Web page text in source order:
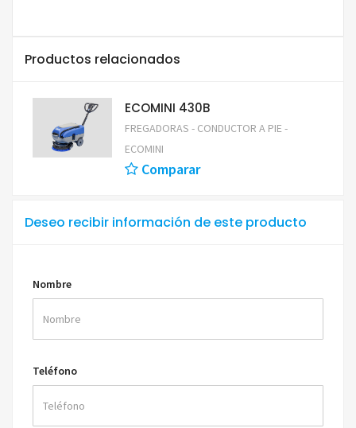
Productos relacionados
ECOMINI 430B
FREGADORAS - CONDUCTOR A PIE -
ECOMINI
Comparar
Deseo recibir información de este producto
Nombre
Teléfono